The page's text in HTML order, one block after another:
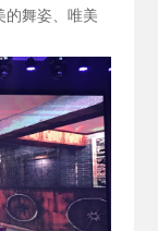
的舞姿、唯美